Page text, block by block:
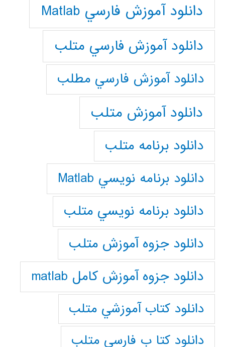
دانلود آموزش فارسي Matlab
دانلود آموزش فارسي متلب
دانلود آموزش فارسي مطلب
دانلود آموزش متلب
دانلود برنامه متلب
دانلود برنامه نويسي Matlab
دانلود برنامه نويسي متلب
دانلود جزوه آموزش متلب
دانلود جزوه آموزش کامل matlab
دانلود كتاب آموزشي متلب
دانلود كتا ب فارسي متلب